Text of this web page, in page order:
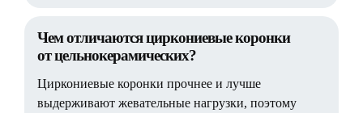
Чем отличаются циркониевые коронки
от цельнокерамических?
Циркониевые коронки прочнее и лучше
выдерживают жевательные нагрузки, поэтому